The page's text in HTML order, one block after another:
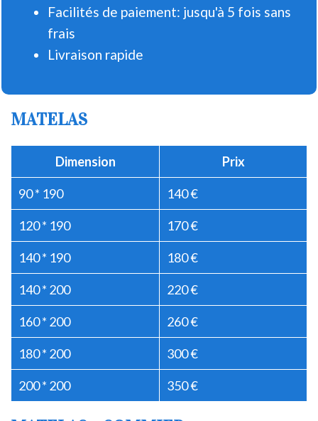
Facilités de paiement: jusqu'à 5 fois sans
frais
Livraison rapide
MATELAS
Dimension Prix
90 * 190 140 €
120 * 190 170 €
140 * 190 180 €
140 * 200 220 €
160 * 200 260 €
180 * 200 300 €
200 * 200 350 €